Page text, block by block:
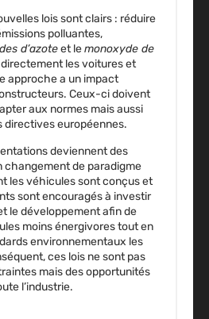
lois sont clairs : réduire
polluantes,
d’azoteet lemonoxyde de
lesvoitures et
approche a un impact
. Ceux-ci doivent
aux normes mais aussi
directives européennes.
deviennent des
changement de paradigme
les véhicules sont conçus et
sont encouragés à investir
le développement afin de
moins énergivores tout en
environnementaux les
ces lois ne sont pas
mais des opportunités
l’industrie.